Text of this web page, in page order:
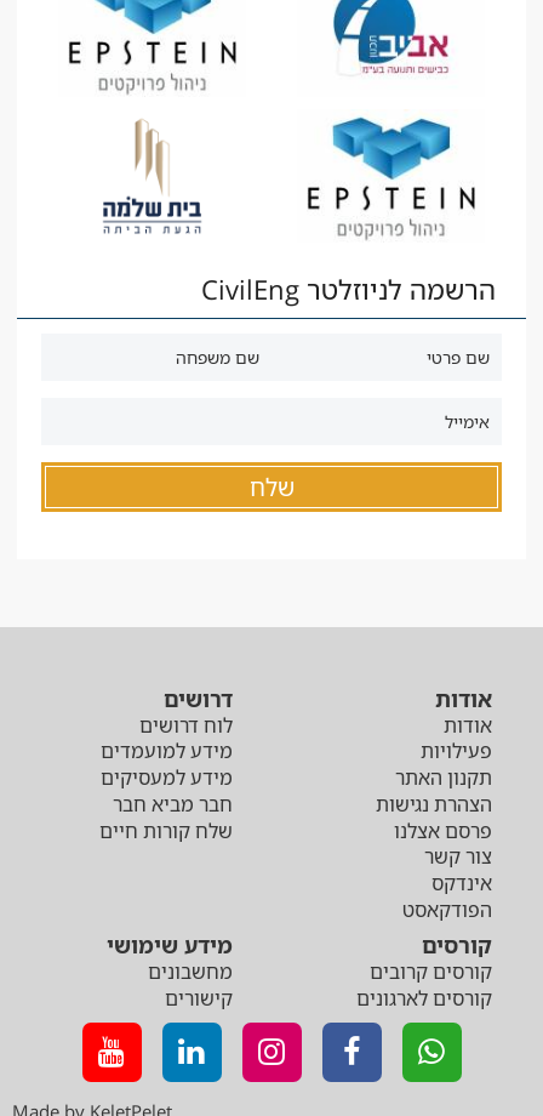
הרשמה לניוזלטר CivilEng
אודות
פעילויות
תקנון האתר
הצהרת נגישות
פרסם אצלנו
צור קשר
אינדקס
הפודקאסט
לוח דרושים
מידע למועמדים
מידע למעסיקים
חבר מביא חבר
שלח קורות חיים
קורסים
קורסים קרובים
קורסים לארגונים
מחשבונים
קישורים